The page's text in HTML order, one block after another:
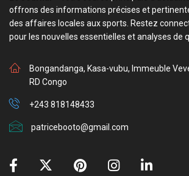
offrons des informations précises et
des affaires locales aux sports. Restez
pour les nouvelles essentielles et analyses de
Bongandanga, Kasa-vubu, Immeuble
RD Congo
+243 818148433
patricebooto@gmail.com